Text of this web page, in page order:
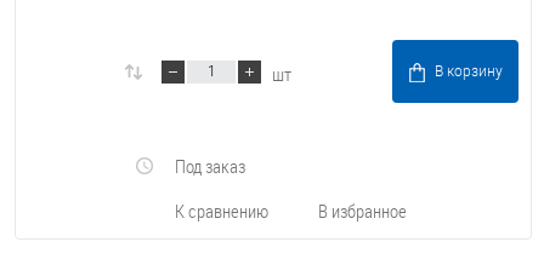
шт В корзину
К сравнению В избранное
Под заказ